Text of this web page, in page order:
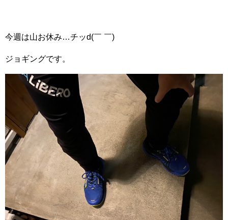
今週は山お休み…チッd(￣ ￣)
ジョギングです。